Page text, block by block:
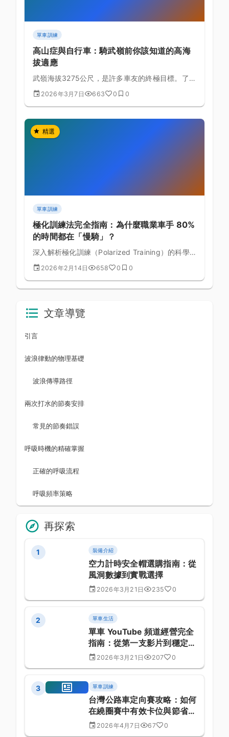
單車訓練
高山症與自行車：騎武嶺前你該知道的高海
拔適應
武嶺海拔3275公尺，是許多車友的終極目標。了解
高山症的成因與預防，才能安全完成這趟高海拔挑
戰。
2026年3月7日 663 0 0
精選
單車訓練
極化訓練法完全指南：為什麼職業車手 80%
的時間都在「慢騎」？
深入解析極化訓練（Polarized Training）的科學
原理，了解為什麼頂尖車手把大部分訓練時間花在
低強度，卻能獲得最大的體能提升。
2026年2月14日 658 0 0
文章導覽
引言
波浪律動的物理基礎
波浪傳導路徑
兩次打水的節奏安排
常見的節奏錯誤
呼吸時機的精確掌握
正確的呼吸流程
呼吸頻率策略
再探索
1 裝備介紹
空力計時安全帽選購指南：從
風洞數據到實戰選擇
2026年3月21日 235 0
2 單車生活
單車 YouTube 頻道經營完全
指南：從第一支影片到穩定成
長 2026年3月21日 207 0
3 單車訓練
台灣公路車定向賽攻略：如何
在繞圈賽中有效卡位與節省體
力 2026年4月7日 67 0